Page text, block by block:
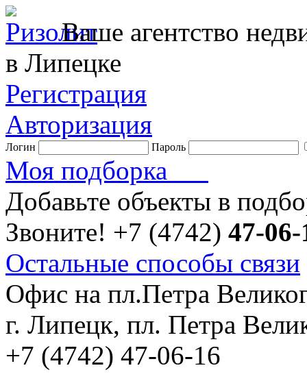
Ваше агентство
в Липецке
Регистрация
Авторизация
Логин Пароль
Моя подборка
Добавьте объекты в
Звоните! +7 (4742) 47-06-
Остальные способы связи
Офис на пл.Петра
г. Липецк, пл. Петра
+7 (4742) 47-06-16